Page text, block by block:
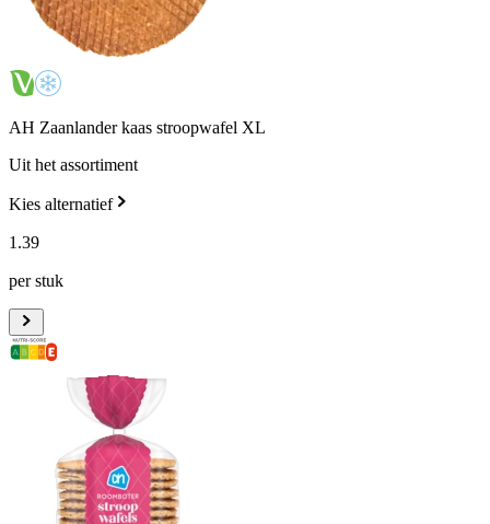
AH Zaanlander kaas stroopwafel XL
Uit het assortiment
Kies alternatief
1 .39
per stuk